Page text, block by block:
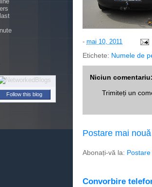
- mai 10, 2011
Etichete: Numele de
Niciun
Trimiteți un
Postare mai nouă
Abonați-vă la:
Convorbire
Follow this blog